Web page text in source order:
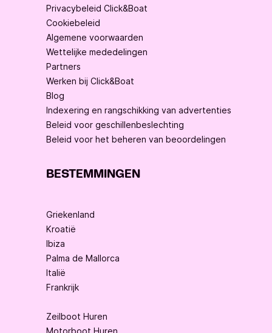
Privacybeleid Click&Boat
Cookiebeleid
Algemene voorwaarden
Wettelijke mededelingen
Partners
Werken bij Click&Boat
Blog
Indexering en rangschikking van advertenties
Beleid voor geschillenbeslechting
Beleid voor het beheren van beoordelingen
BESTEMMINGEN
Griekenland
Kroatië
Ibiza
Palma de Mallorca
Italië
Frankrijk
Zeilboot Huren